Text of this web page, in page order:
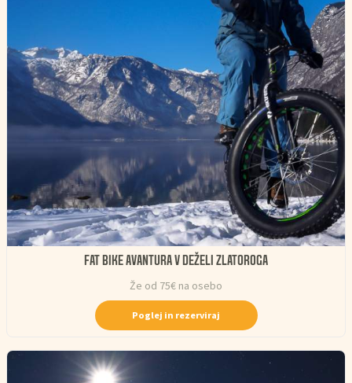
FAT BIKE AVANTURA V DEŽELI ZLATOROGA
Že od 75€ na osebo
Poglej in rezerviraj